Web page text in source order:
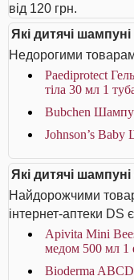
від 120 грн.
Які дитячі
Недорогими
Paediprotect
тіла 30 мл 1
Bubchen
Johnson’s
Які дитячі
Найдорожчими
інтернет-аптеки DS
Apivita Mini
медом 500 мл 1
Bioderma